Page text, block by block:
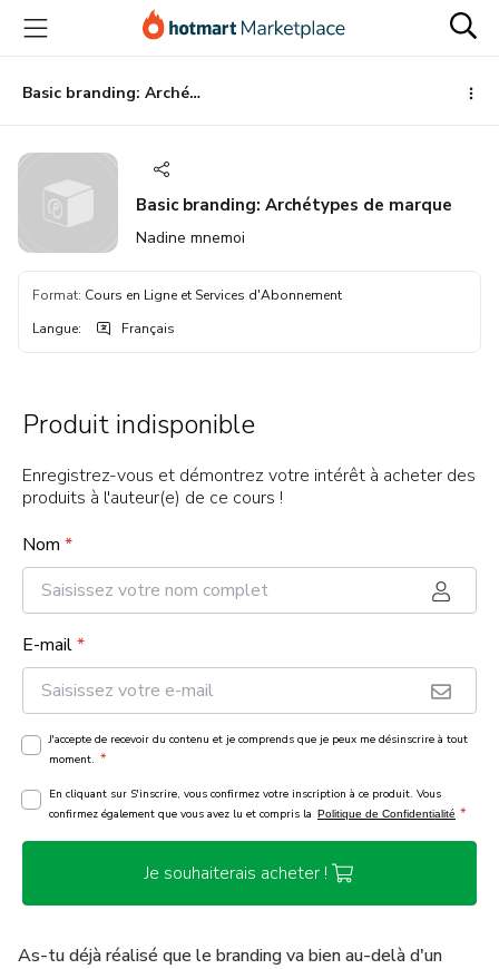
vers
contenu
principal
vers
bas
de
Basic branding: Archétypes de marque
Basic branding: Archétypes de marque
Nadine mnemoi
Format: Cours en Ligne et Services d'Abonnement
Langue: Français
Produit indisponible
Enregistrez-vous et démontrez votre intérêt à acheter des
produits à l'auteur(e) de ce cours !
Nom *
E-mail*
J'accepte de recevoir du contenu et je comprends que je peux me désinscrire à tout
moment. *
En cliquant sur S'inscrire, vous confirmez votre inscription à ce produit. Vous
confirmez également que vous avez lu et compris la Politique de Confidentialité *
Je souhaiterais acheter !
As-tu déjà réalisé que le branding va bien au-delà d'un